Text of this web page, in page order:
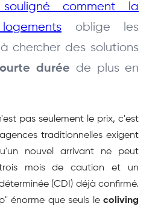
comment la
oblige les
chercher des solutions
durée de plus en
pas seulement le prix, c'est
traditionnelles exigent
nouvel arrivant ne peut
mois de caution et un
(CDI) déjà confirmé.
énorme que seuls le coliving